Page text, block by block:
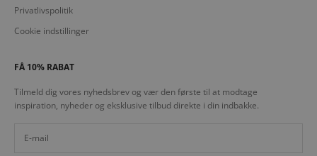
Privatlivspolitik
Cookie indstillinger
FÅ 10% RABAT
Tilmeld dig vores nyhedsbrev og vær den første til at modtage
inspiration, nyheder og eksklusive tilbud direkte i din indbakke.